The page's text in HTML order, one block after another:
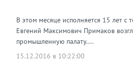
В этом месяце исполняется 15 лет с
Евгений Максимович Примаков
промышленную палату....
15.12.2016 в 10:22:00